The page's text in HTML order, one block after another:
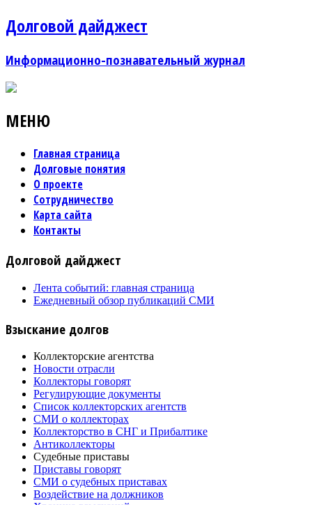
Долговой дайджест
Информационно-познавательный журнал
МЕНЮ
Главная страница
Долговые понятия
О проекте
Сотрудничество
Карта сайта
Контакты
Долговой дайджест
Лента событий: главная страница
Ежедневный обзор публикаций СМИ
Взыскание долгов
Коллекторские агентства
Новости отрасли
Коллекторы говорят
Регулирующие документы
Список коллекторских агентств
СМИ о коллекторах
Коллекторство в СНГ и Прибалтике
Антиколлекторы
Судебные приставы
Приставы говорят
СМИ о судебных приставах
Воздействие на должников